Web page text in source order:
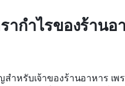
กำไรของร้าน
หรับเจ้าของร้านอาหาร เพ